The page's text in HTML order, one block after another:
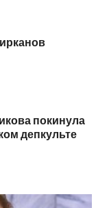
покинула
депкульте